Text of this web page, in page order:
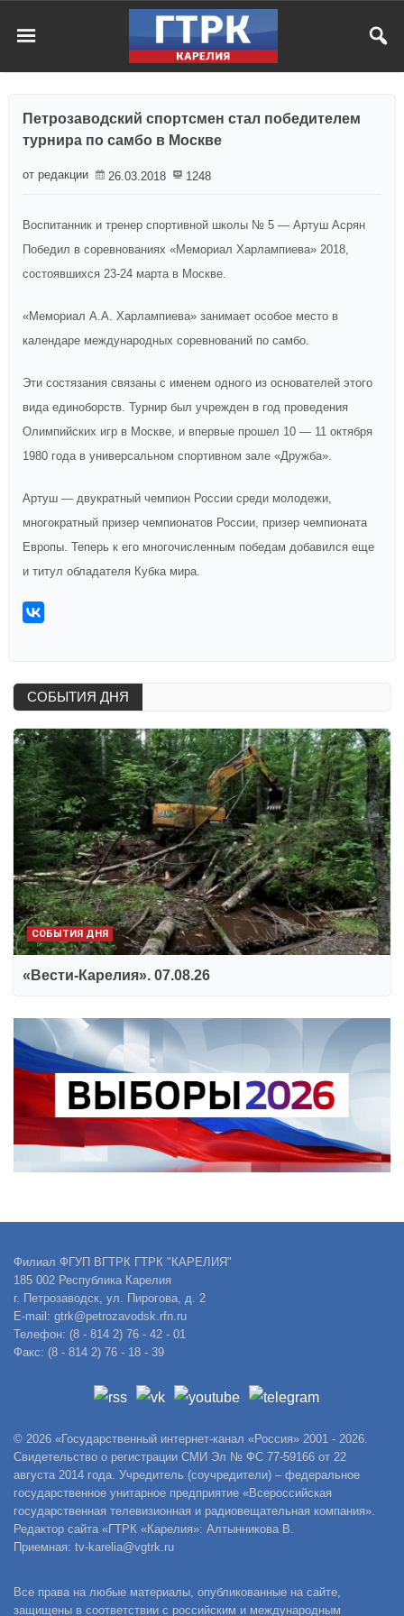
Петрозаводский спортсмен стал победителем
турнира по самбо в Москве
от редакции 26.03.2018 1248
Воспитанник и тренер спортивной школы № 5 — Артуш Асрян
Победил в соревнованиях «Мемориал Харлампиева» 2018,
состоявшихся 23-24 марта в Москве.
«Мемориал А.А. Харлампиева» занимает особое место в
календаре международных соревнований по самбо.
Эти состязания связаны с именем одного из основателей этого
вида единоборств. Турнир был учрежден в год проведения
Олимпийских игр в Москве, и впервые прошел 10 — 11 октября
1980 года в универсальном спортивном зале «Дружба».
Артуш — двукратный чемпион России среди молодежи,
многократный призер чемпионатов России, призер чемпионата
Европы. Теперь к его многочисленным победам добавился еще
и титул обладателя Кубка мира.
СОБЫТИЯ ДНЯ
СОБЫТИЯ ДНЯ
«Вести-Карелия». 07.08.26
Филиал ФГУП ВГТРК ГТРК "КАРЕЛИЯ"
185 002 Республика Карелия
г. Петрозаводск, ул. Пирогова, д. 2
E-mail: gtrk@petrozavodsk.rfn.ru
Телефон: (8 - 814 2) 76 - 42 - 01
Факс: (8 - 814 2) 76 - 18 - 39
© 2026 «Государственный интернет-канал «Россия» 2001 - 2026.
Свидетельство о регистрации СМИ Эл № ФС 77-59166 от 22
августа 2014 года. Учредитель (соучредители) – федеральное
государственное унитарное предприятие «Всероссийская
государственная телевизионная и радиовещательная компания».
Редактор сайта «ГТРК «Карелия»: Алтынникова В.
Приемная: tv-karelia@vgtrk.ru
Все права на любые материалы, опубликованные на сайте,
защищены в соответствии с российским и международным